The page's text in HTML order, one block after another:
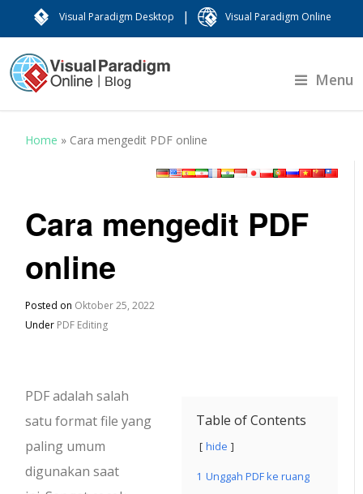
Visual Paradigm Desktop | Visual Paradigm Online
Menu
Home » Cara mengedit PDF online
Cara mengedit PDF
online
Posted on Oktober 25, 2022
Under PDF Editing
Table of Contents
hide
1 Unggah PDF ke ruang
PDF adalah salah
satu format file yang
paling umum
digunakan saat